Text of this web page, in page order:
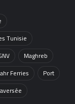
Tunisie
Maghreb
Ferries
Port